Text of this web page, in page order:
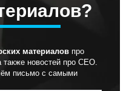
материалов про
также новостей про СЕО.
письмо с самыми